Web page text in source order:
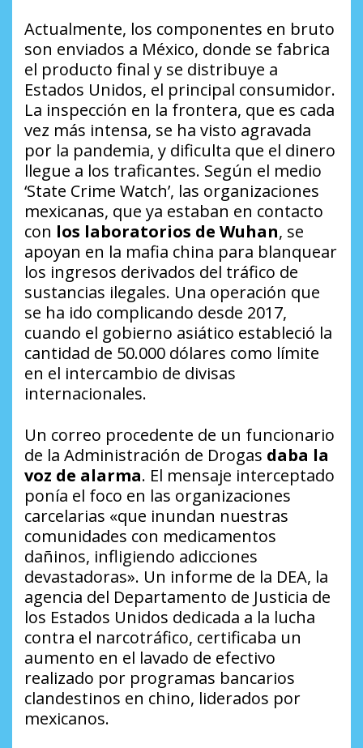
Actualmente, los componentes en bruto
son enviados a México, donde se fabrica
el producto final y se distribuye a
Estados Unidos, el principal consumidor.
La inspección en la frontera, que es cada
vez más intensa, se ha visto agravada
por la pandemia, y dificulta que el dinero
llegue a los traficantes. Según el medio
‘State Crime Watch’, las organizaciones
mexicanas, que ya estaban en contacto
con los laboratorios de Wuhan, se
apoyan en la mafia china para blanquear
los ingresos derivados del tráfico de
sustancias ilegales. Una operación que
se ha ido complicando desde 2017,
cuando el gobierno asiático estableció la
cantidad de 50.000 dólares como límite
en el intercambio de divisas
internacionales.
Un correo procedente de un funcionario
de la Administración de Drogas daba la
voz de alarma. El mensaje interceptado
ponía el foco en las organizaciones
carcelarias «que inundan nuestras
comunidades con medicamentos
dañinos, infligiendo adicciones
devastadoras». Un informe de la DEA, la
agencia del Departamento de Justicia de
los Estados Unidos dedicada a la lucha
contra el narcotráfico, certificaba un
aumento en el lavado de efectivo
realizado por programas bancarios
clandestinos en chino, liderados por
mexicanos.